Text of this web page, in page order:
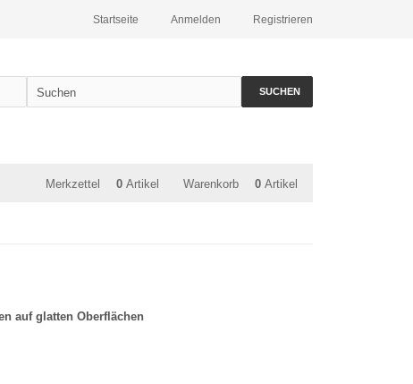
Registrieren
Anmelden
Startseite
SUCHEN
Warenkorb 0 Artikel
Merkzettel 0 Artikel
auf glatten Oberflächen